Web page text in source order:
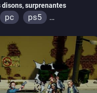
surprenantes
pc
ps5